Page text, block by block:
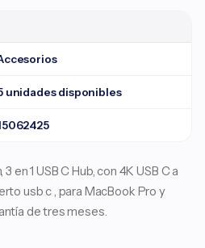
unidades disponibles
en 1 USB C Hub, con 4K USB C a
usb c , para MacBook Pro y
de tres meses.